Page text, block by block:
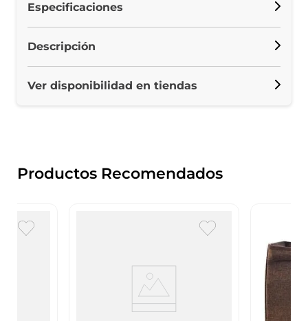
Especificaciones
Descripción
Ver disponibilidad en tiendas
Productos Recomendados